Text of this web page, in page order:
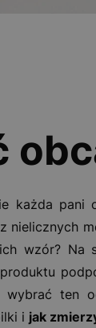
każda pani
nielicznych
wzór? Na
ten
i jak